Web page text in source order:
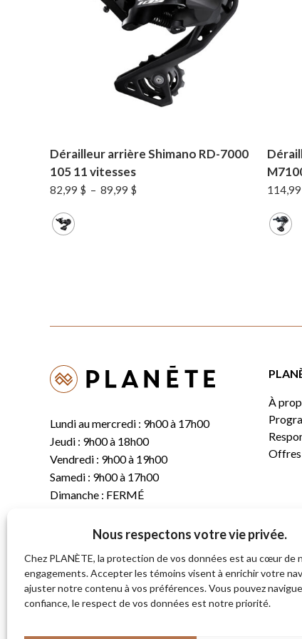
Nous respectons votre vie privée.
Chez PLANÈTE, la protection de vos données est au cœur de
engagements. Accepter les témoins visent à enrichir votre
ajuster notre contenu à vos préférences. Vous pouvez
confiance, le respect de vos données est notre priorité.
Dérailleur arrière Shimano RD-7000
105 11 vitesses
82,99 $ – 89,99 $ 114,99
Lundi au mercredi : 9h00 à 17h00
Jeudi : 9h00 à 18h00
Vendredi : 9h00 à 19h00
Samedi : 9h00 à 17h00
Dimanche : FERMÉ
(819) 843-8356
C. info@planete.co
681, rue Sherbrooke
Magog (Québec)
À
Offres